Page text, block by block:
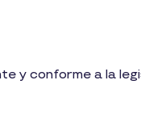
y conforme a la